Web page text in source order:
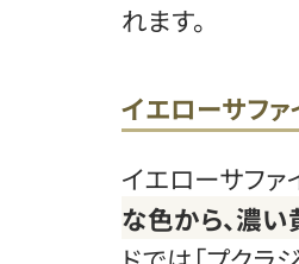
れます。
イエローサファ
イエローサファ
な色から、濃い